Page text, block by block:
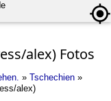
alex) Fotos
» Tschechien »
alex)